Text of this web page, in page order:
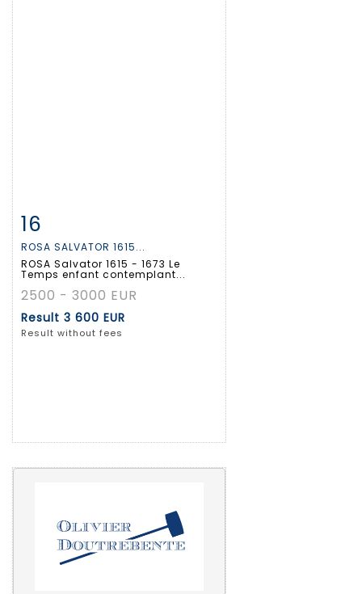
Item detail
16
ROSA SALVATOR 1615...
ROSA Salvator 1615 - 1673 Le
Temps enfant contemplant...
2500 - 3000 EUR
Result 3 600 EUR
Result without fees